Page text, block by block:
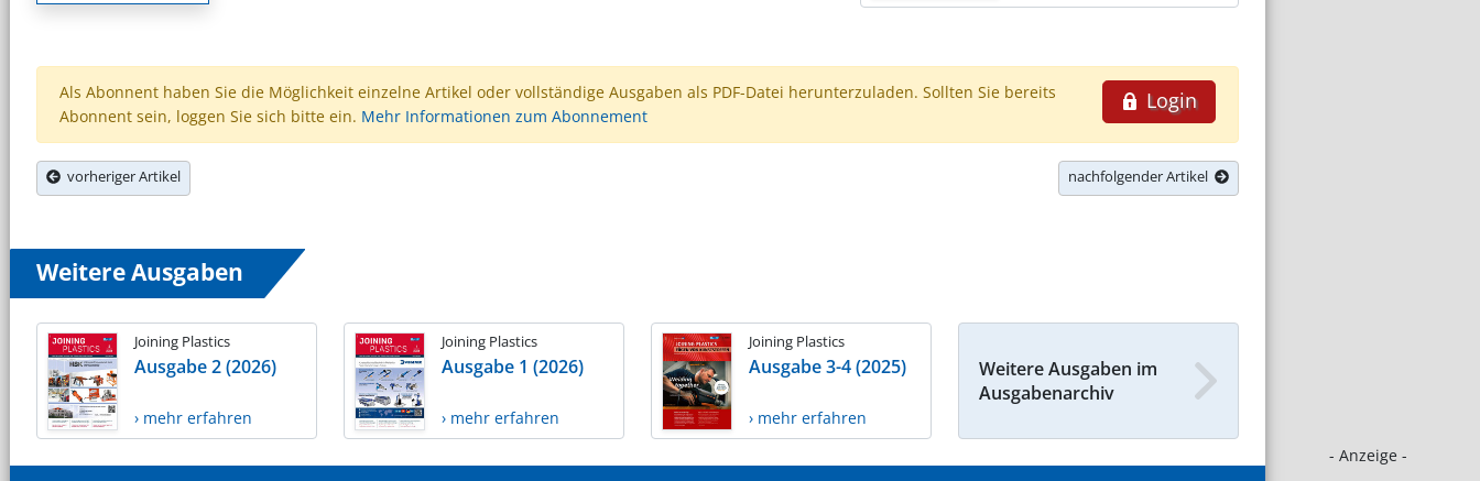
- Anzeige -
Login
Als Abonnent haben Sie die Möglichkeit einzelne Artikel oder vollständige Ausgaben als PDF-Datei herunterzuladen. Sollten Sie bereits
Abonnent sein, loggen Sie sich bitte ein. Mehr Informationen zum Abonnement
vorheriger Artikel nachfolgender Artikel
Weitere Ausgaben
Joining Plastics
Ausgabe 2 (2026)
› mehr erfahren
Joining Plastics
Ausgabe 1 (2026)
› mehr erfahren
Joining Plastics
Ausgabe 3-4 (2025)
› mehr erfahren
Weitere Ausgaben im
Ausgabenarchiv